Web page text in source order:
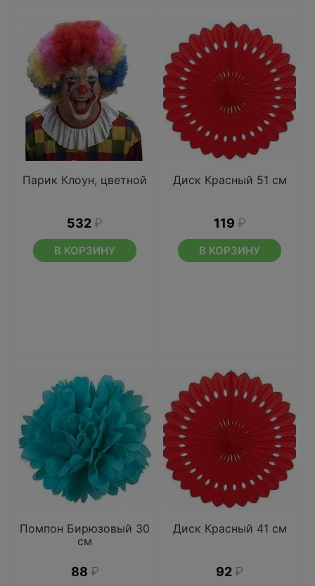
Парик Клоун, цветной
532 ₽
В КОРЗИНУ
Диск Красный 51 см
119 ₽
В КОРЗИНУ
Помпон Бирюзовый 30
см
88 ₽
Диск Красный 41 см
92 ₽